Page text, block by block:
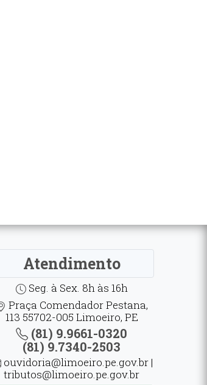
Atendimento
Seg. à Sex. 8h às 16h
Praça Comendador Pestana,
113 55702-005 Limoeiro, PE
(81) 9.9661-0320
(81) 9.7340-2503
ouvidoria@limoeiro.pe.gov.br |
tributos@limoeiro.pe.gov.br